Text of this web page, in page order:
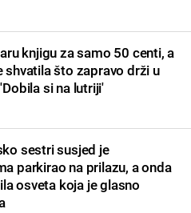
knjigu za samo 50 centi, a
shvatila što zapravo drži u
si na lutriji'
sestri susjed je
parkirao na prilazu, a onda
osveta koja je glasno